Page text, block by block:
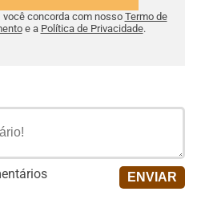
concorda com nosso Termo de
e a Política de Privacidade.